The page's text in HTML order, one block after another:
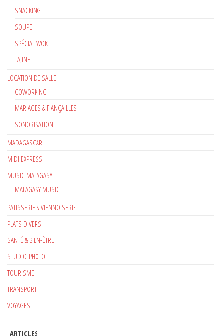
SNACKING
SOUPE
SPÉCIAL WOK
TAJINE
LOCATION DE SALLE
COWORKING
MARIAGES & FIANÇAILLES
SONORISATION
MADAGASCAR
MIDI EXPRESS
MUSIC MALAGASY
MALAGASY MUSIC
PATISSERIE & VIENNOISERIE
PLATS DIVERS
SANTÉ & BIEN-ÊTRE
STUDIO-PHOTO
TOURISME
TRANSPORT
VOYAGES
ARTICLES